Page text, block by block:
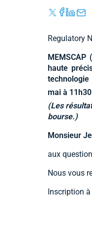
Regulatory
haute
mai à
(Les
bourse.)
Monsieur
aux
Nous vous
Inscription